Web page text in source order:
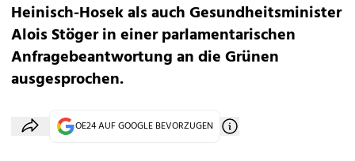
Heinisch-Hosek als auch Gesundheitsminister
Alois Stöger in einer parlamentarischen
Anfragebeantwortung an die Grünen
ausgesprochen.
OE24 AUF GOOGLE BEVORZUGEN